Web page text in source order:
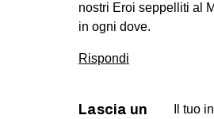
nostri Eroi seppelliti al
in ogni dove.
Rispondi
Lascia un
Il tuo